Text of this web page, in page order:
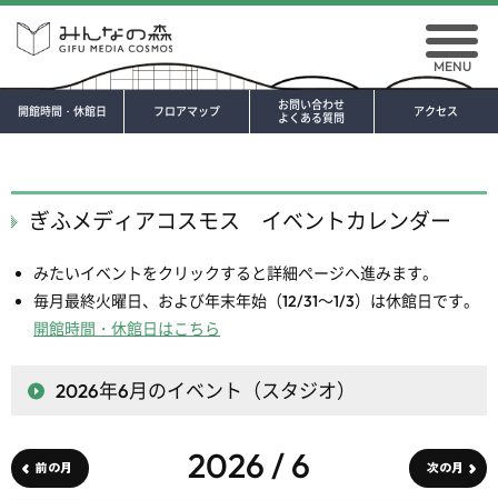
アクセス
開館時間・休館日 フロアマップ
お問い合わせ
よくある質問
MENU
ぎふメディアコスモス イベントカレンダー
みたいイベントをクリックすると詳細ページへ進みます。
毎月最終火曜日、および年末年始（12/31～1/3）は休館日です。
開館時間・休館日はこちら
2026年6月のイベント（スタジオ）
前の月 2026 / 6 次の月